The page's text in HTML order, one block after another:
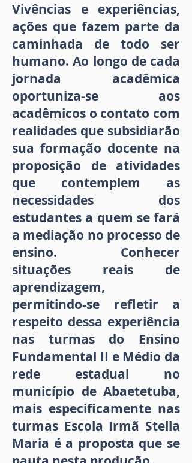
Vivências e experiências,
ações que fazem parte da
caminhada de todo ser
humano. Ao longo de cada
jornada acadêmica
oportuniza-se aos
acadêmicos o contato com
realidades que subsidiarão
sua formação docente na
proposição de atividades
que contemplem as
necessidades dos
estudantes a quem se fará
a mediação no processo de
ensino. Conhecer
situações reais de
aprendizagem,
permitindo-se refletir a
respeito dessa experiência
nas turmas do Ensino
Fundamental II e Médio da
rede estadual no
município de Abaetetuba,
mais especificamente nas
turmas Escola Irmã Stella
Maria é a proposta que se